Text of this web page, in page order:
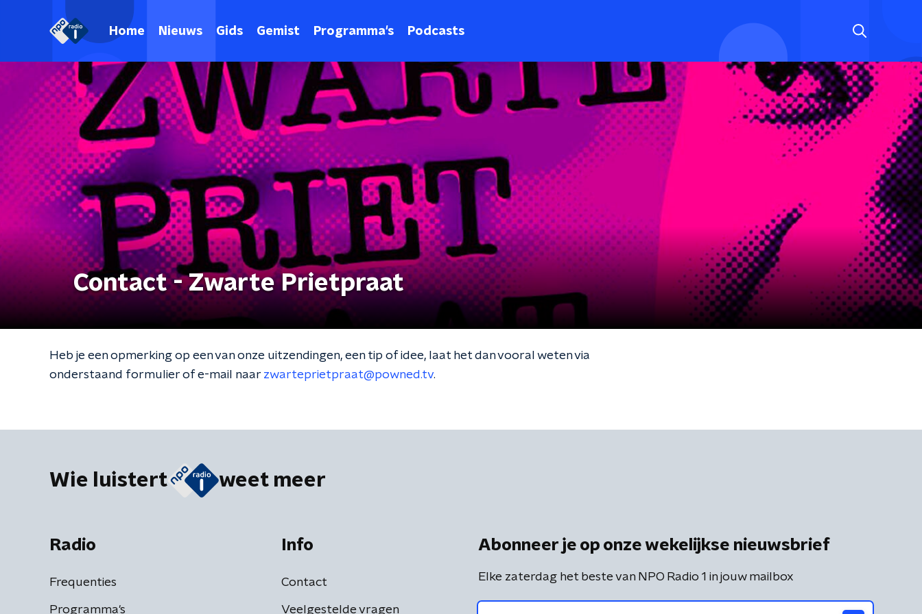
Home Nieuws Gids Gemist Programma's Podcasts
Contact - Zwarte Prietpraat
Heb je een opmerking op een van onze uitzendingen, een tip of idee, laat het dan vooral weten via
onderstaand formulier of e-mail naar zwarteprietpraat@powned.tv.
Wie luistert weet meer
Radio
Frequenties
Programma's
Info
Contact
Veelgestelde vragen
Abonneer je op onze wekelijkse nieuwsbrief
Elke zaterdag het beste van NPO Radio 1 in jouw mailbox